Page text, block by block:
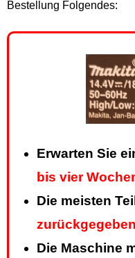
Bestellung Folgendes:
Erwarten Sie
bis vier
Die meisten
zurückgegeben
Die Maschine